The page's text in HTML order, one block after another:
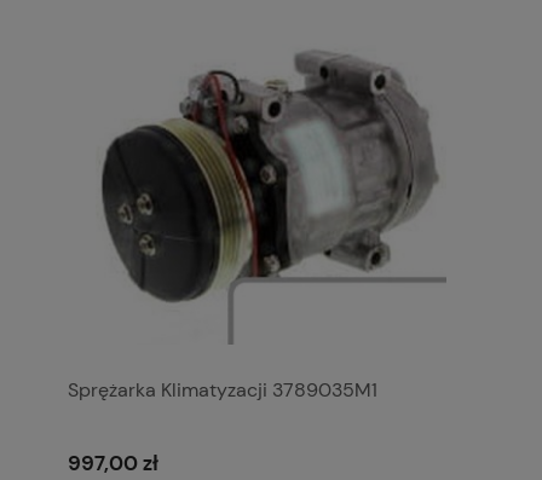
Sprężarka Klimatyzacji 3789035M1
997,00 zł